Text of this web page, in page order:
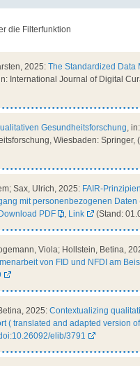
die Filterfunktion
2025: The Standardized Data
International Journal of Digital
Gesundheitsforschung,
Wiesbaden: Springer,
Sax, Ulrich, 2025: FAIR-
mit personenbezogenen Daten
Download PDF , Link (Stand:
Viola; Hollstein, Betina,
von FID und NFDI am
2025: Contextualizing
( translated and adapted version
elib/3791